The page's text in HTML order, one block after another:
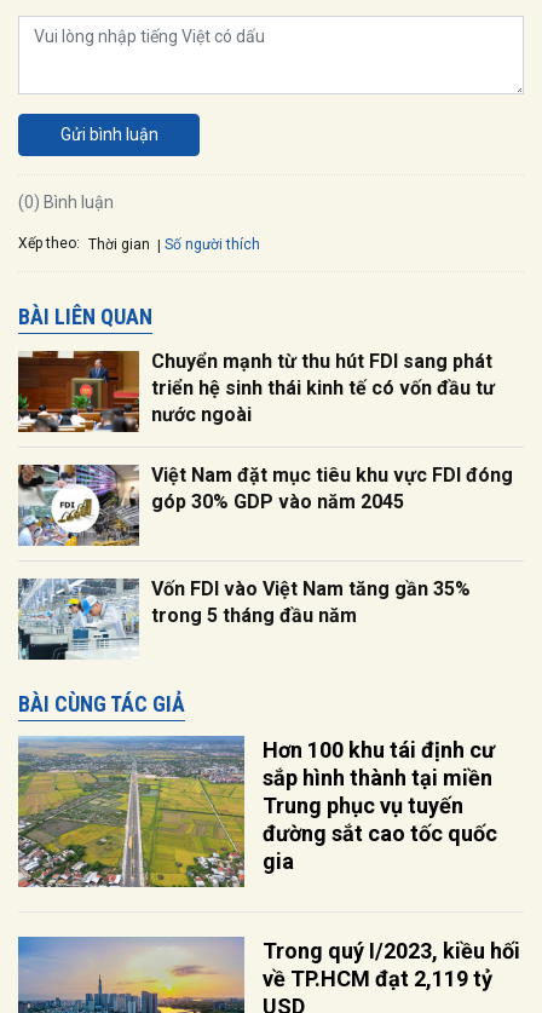
Gửi bình luận
(0) Bình luận
Xếp theo: Thời gian Số người thích
BÀI LIÊN QUAN
Chuyển mạnh từ thu hút FDI sang phát
triển hệ sinh thái kinh tế có vốn đầu tư
nước ngoài
Việt Nam đặt mục tiêu khu vực FDI đóng
góp 30% GDP vào năm 2045
Vốn FDI vào Việt Nam tăng gần 35%
trong 5 tháng đầu năm
BÀI CÙNG TÁC GIẢ
Hơn 100 khu tái định cư
sắp hình thành tại miền
Trung phục vụ tuyến
đường sắt cao tốc quốc
gia
Trong quý I/2023, kiều hối
về TP.HCM đạt 2,119 tỷ
USD